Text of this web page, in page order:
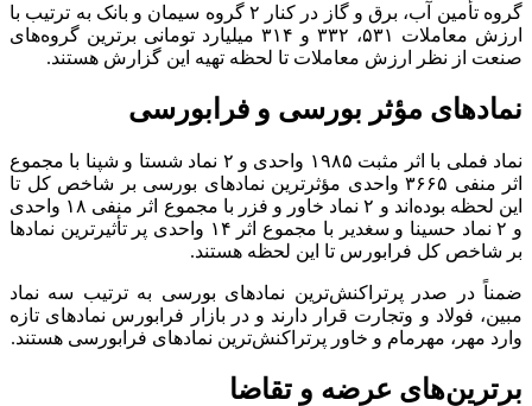
گروه تأمین آب، برق و گاز در کنار ۲ گروه سیمان و بانک به ترتیب با
ارزش معاملات ۵۳۱، ۳۳۲ و ۳۱۴ میلیارد تومانی برترین گروه‌های
صنعت از نظر ارزش معاملات تا لحظه تهیه این گزارش هستند.
نمادهای مؤثر بورسی و فرابورسی
نماد فملی با اثر مثبت ۱۹۸۵ واحدی و ۲ نماد شستا و شپنا با مجموع
اثر منفی ۳۶۶۵ واحدی مؤثرترین نمادهای بورسی بر شاخص کل تا
این لحظه بوده‌اند و ۲ نماد خاور و فزر با مجموع اثر منفی ۱۸ واحدی
و ۲ نماد حسینا و سغدیر با مجموع اثر ۱۴ واحدی پر تأثیرترین نمادها
بر شاخص کل فرابورس تا این لحظه هستند.
ضمناً در صدر پرتراکنش‌ترین نمادهای بورسی به ترتیب سه نماد
مبین، فولاد و وتجارت قرار دارند و در بازار فرابورس نمادهای تازه
وارد مهر، مهرمام و خاور پرتراکنش‌ترین نمادهای فرابورسی هستند.
برترین‌های عرضه و تقاضا